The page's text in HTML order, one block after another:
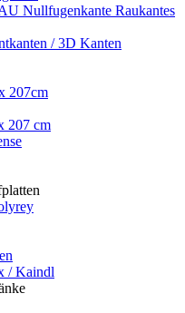
Nullfugenkante Raukantes
/ 3D Kanten
207cm
207 cm
/ Kaindl